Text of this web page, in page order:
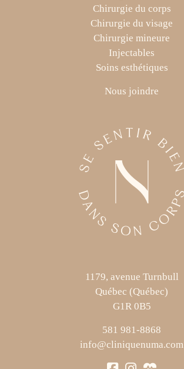
Chirurgie du corps
Chirurgie du visage
Chirurgie mineure
Injectables
Soins esthétiques
Nous joindre
1179, avenue Turnbull
Québec (Québec)
G1R 0B5
581 981-8868
info@cliniquenuma.com